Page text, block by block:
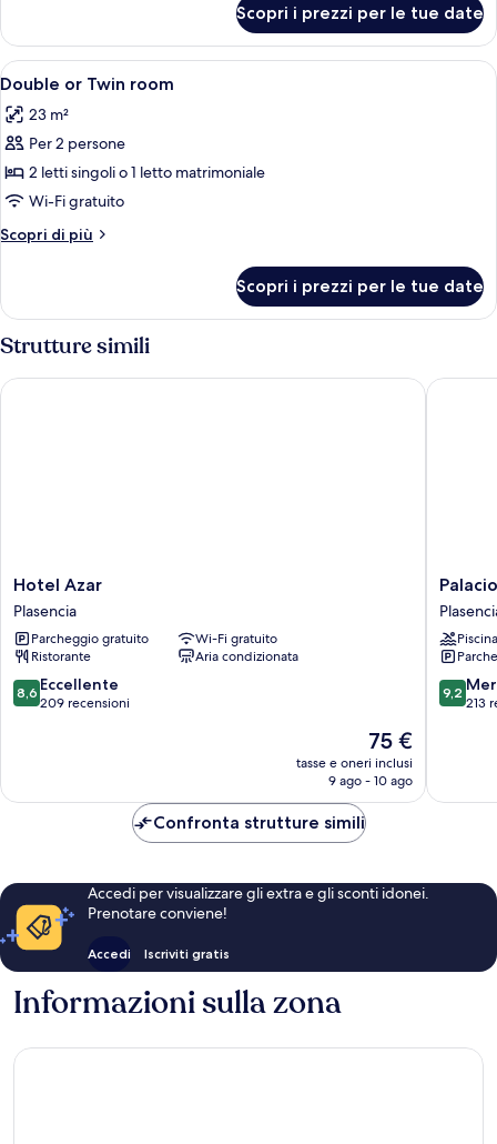
Scopri i prezzi per le tue date
Apri
tutte
le
foto
per
Double
or
Twin
Copriletto in piuma, minibar, una
6
Double or Twin room
23 m²
Per 2 persone
2 letti singoli o 1 letto matrimoniale
Wi-Fi gratuito
Scopri di più
Altri
or
room
Scopri i prezzi per le tue date
Strutture simili
Hotel
Azar
Plasencia
Hotel Azar
Plasencia
Parcheggio gratuito
Wi-Fi gratuito
Ristorante
Aria condizionata
8.6
su
8,6 Eccellente
209 recensioni
Il
prezzo
attuale
75 €
tasse e oneri inclusi
9 ago - 10 ago
Hotel Azar
Palacio
Carvajal
Girón
Piscina
9.2
su
9,2
213
Palacio
Confronta strutture simili
Accedi per visualizzare gli extra e gli sconti idonei.
Prenotare conviene!
Accedi Iscriviti gratis
Informazioni sulla zona